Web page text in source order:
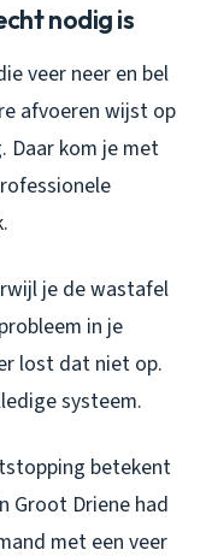
nodig is
veer neer en bel
afvoeren wijst op
Daar kom je met
je de wastafel
in je
lost dat niet op.
systeem.
betekent
Groot Driene had
met een veer